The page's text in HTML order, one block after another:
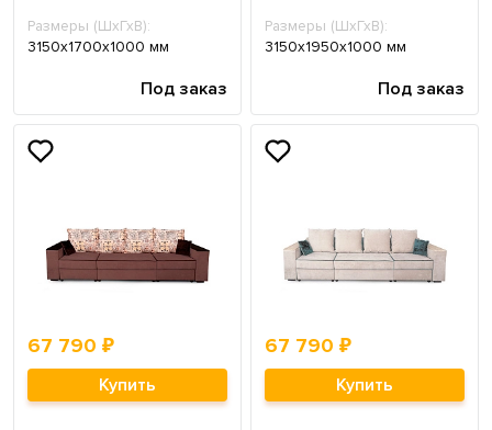
Размеры (ШхГхВ):
3150х1700х1000 мм
Под заказ
Размеры (ШхГхВ):
3150х1950х1000 мм
Под заказ
67 790 ₽
Купить
67 790 ₽
Купить